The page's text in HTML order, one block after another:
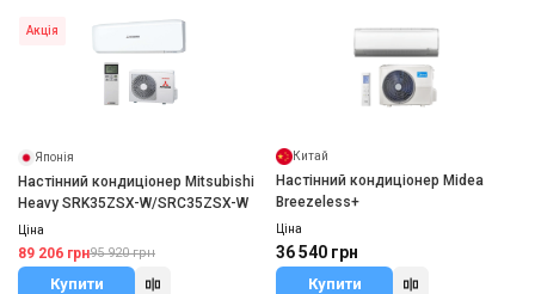
Акція
Японія
Настінний кондиціонер Mitsubishi
Heavy SRK35ZSX-W/SRC35ZSX-W
Ціна
89 206 грн95 920 грн
Купити
Китай
Настінний кондиціонер Midea
Breezeless+
Ціна
36 540 грн
Купити